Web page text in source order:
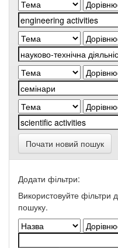
Почати новий пошук
Додати фільтри:
Використовуйте фільтри
пошуку.